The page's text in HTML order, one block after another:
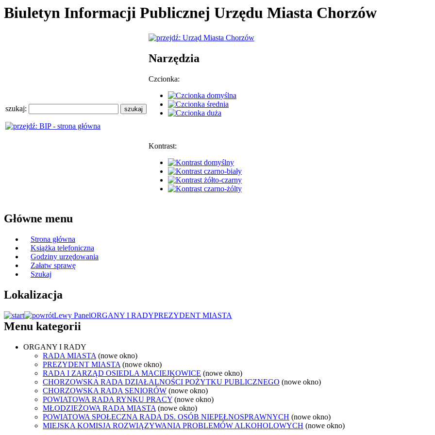
Biuletyn Informacji Publicznej Urzędu Miasta Chorzów
szukaj:
Narzędzia
Czcionka:
Kontrast:
Główne menu
Strona główna
Książka telefoniczna
Godziny urzędowania
Załatw sprawę
Szukaj
Lokalizacja
Lewy PanelORGANY I RADYPREZYDENT MIASTA
Menu kategorii
ORGANY I RADY
RADA MIASTA (nowe okno)
PREZYDENT MIASTA (nowe okno)
RADA I ZARZĄD OSIEDLA MACIEJKOWICE (nowe okno)
CHORZOWSKA RADA DZIAŁALNOŚCI POŻYTKU PUBLICZNEGO (nowe okno)
CHORZOWSKA RADA SENIORÓW (nowe okno)
POWIATOWA RADA RYNKU PRACY (nowe okno)
MŁODZIEŻOWA RADA MIASTA (nowe okno)
POWIATOWA SPOŁECZNA RADA DS. OSÓB NIEPEŁNOSPRAWNYCH (nowe okno)
MIEJSKA KOMISJA ROZWIĄZYWANIA PROBLEMÓW ALKOHOLOWYCH (nowe okno)